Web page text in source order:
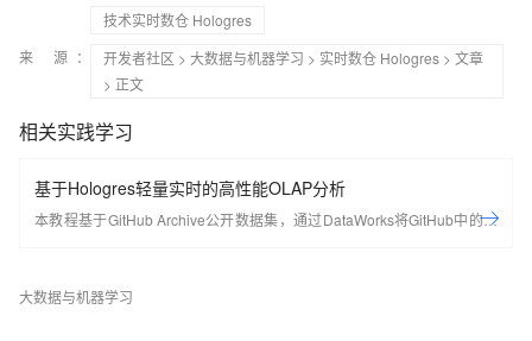
技术实时数仓 Hologres
来 源：
开发者社区 > 大数据与机器学习 > 实时数仓 Hologres > 文章
> 正文
相关实践学习
基于Hologres轻量实时的高性能OLAP分析
本教程基于GitHub Archive公开数据集，通过DataWorks将GitHub中的项
语⾔等多个维度了解GitHub实时数据变化情况。
大数据与机器学习